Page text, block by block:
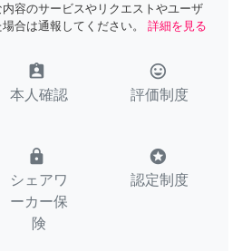
容のサービスやリクエストやユーザ
合は通報してください。
詳細を見る
assignment_ind
本人確認
tag_faces
評価制度
lock
シェアワ
ーカー保
険
stars
認定制度